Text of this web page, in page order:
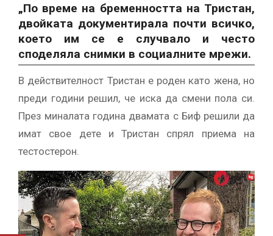
„По време на бременността на Тристан,
двойката документирала почти всичко,
което им се е случвало и често
споделяла снимки в социалните мрежи.
В действителност Тристан е роден като жена, но
преди години решил, че иска да смени пола си.
През миналата година двамата с Биф решили да
имат свое дете и Тристан спрял приема на
тестостерон.